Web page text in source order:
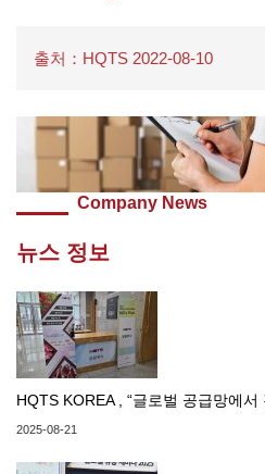
출처：HQTS 2022-08-10
Company News
뉴스 정보
HQTS KOREA , “글로벌 공급망에서
2025-08-21